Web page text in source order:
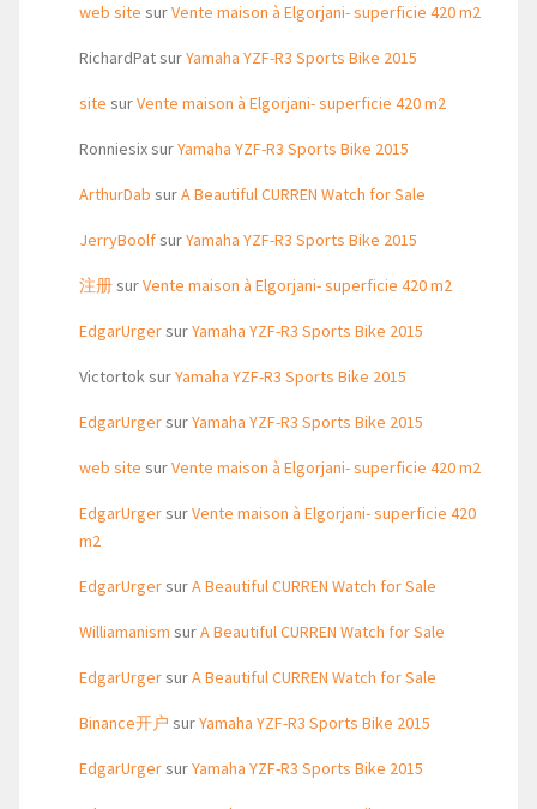
web site surVente maison à Elgorjani- superficie 420 m2
RichardPatsurYamaha YZF-R3 Sports Bike 2015
site surVente maison à Elgorjani- superficie 420 m2
RonniesixsurYamaha YZF-R3 Sports Bike 2015
ArthurDab surA Beautiful CURREN Watch for Sale
JerryBoolfsurYamaha YZF-R3 Sports Bike 2015
注册surVente maison à Elgorjani- superficie 420 m2
EdgarUrgersurYamaha YZF-R3 Sports Bike 2015
VictortoksurYamaha YZF-R3 Sports Bike 2015
EdgarUrgersurYamaha YZF-R3 Sports Bike 2015
web site surVente maison à Elgorjani- superficie 420 m2
EdgarUrgersurVente maison à Elgorjani- superficie 420
m2
EdgarUrgersurA Beautiful CURREN Watch for Sale
Williamanism surA Beautiful CURREN Watch for Sale
EdgarUrgersurA Beautiful CURREN Watch for Sale
Binance开户 surYamaha YZF-R3 Sports Bike 2015
EdgarUrgersurYamaha YZF-R3 Sports Bike 2015